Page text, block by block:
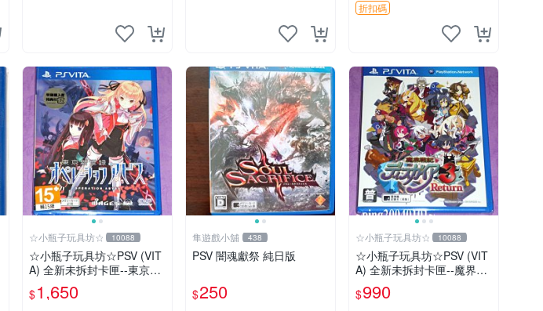
折扣碼
☆小瓶子玩具坊☆ 10088
☆小瓶子玩具坊☆PSV (VIT
A) 全新未拆封卡匣--東京新
世錄 深淵行動 (日版)
$1,650
隼遊戲小舖 438
PSV 闇魂獻祭 純日版
$250
☆小瓶子玩具坊☆ 10088
☆小瓶子玩具坊☆PSV (VIT
A) 全新未拆封卡匣--魔界戰
記3 Return + 特典--原聲CD
$990